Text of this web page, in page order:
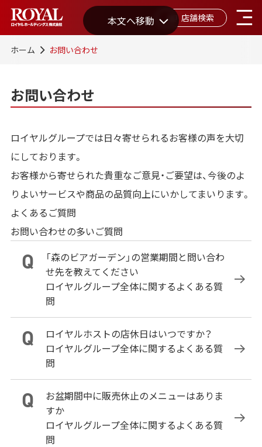
本文へ移動 店舗検索
ホーム お問い合わせ
お問い合わせ
ロイヤルグループでは日々寄せられるお客様の声を大切
にしております。
お客様から寄せられた貴重なご意見・ご要望は、今後のよ
りよいサービスや商品の品質向上にいかしてまいります。
よくあるご質問
お問い合わせの多いご質問
「森のビアガーデン」の営業期間と問い合わ
せ先を教えてください
ロイヤルグループ全体に関するよくある質
問
ロイヤルホストの店休日はいつですか？
ロイヤルグループ全体に関するよくある質
問
お盆期間中に販売休止のメニューはありま
すか
ロイヤルグループ全体に関するよくある質
問